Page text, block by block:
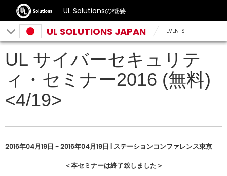
UL Solutionsの概要
UL SOLUTIONS JAPAN EVENTS
UL サイバーセキュリテ
ィ・セミナー2016 (無料)
<4/19>
2016年04月19日 - 2016年04月19日 | ステーションコンファレンス東京
＜本セミナーは終了致しました＞